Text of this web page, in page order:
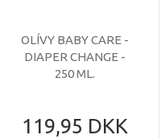
OLÍVY BABY CARE -
DIAPER CHANGE -
250 ML.
119,95 DKK